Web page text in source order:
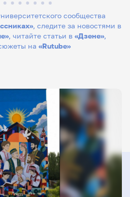
сообщества
, следите за новостями в
, читайте статьи в «Дзене»,
на «Rutube»